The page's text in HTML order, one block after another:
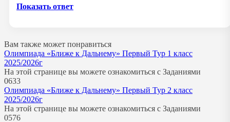
Показать ответ
Вам также может понравиться
Олимпиада «Ближе к Дальнему» Первый Тур 1 класс
2025/2026г
На этой странице вы можете ознакомиться с Заданиями
0633
Олимпиада «Ближе к Дальнему» Первый Тур 2 класс
2025/2026г
На этой странице вы можете ознакомиться с Заданиями
0576